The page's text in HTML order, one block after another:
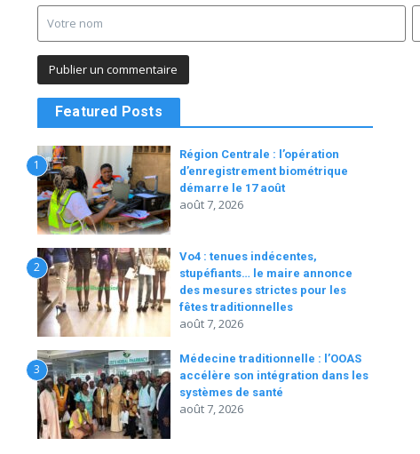
Featured Posts
1
Région Centrale : l’opération
d’enregistrement biométrique
démarre le 17 août
août 7, 2026
2
Vo4 : tenues indécentes,
stupéfiants… le maire annonce
des mesures strictes pour les
fêtes traditionnelles
août 7, 2026
3
Médecine traditionnelle : l’OOAS
accélère son intégration dans les
systèmes de santé
août 7, 2026